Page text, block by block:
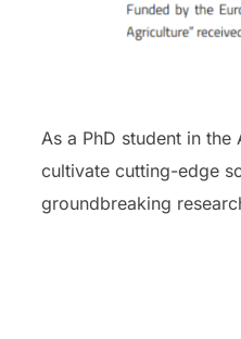
As a PhD student in
cultivate cutting-edge
groundbreaking